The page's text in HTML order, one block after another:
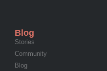
Blog
Stories
Community
Blog